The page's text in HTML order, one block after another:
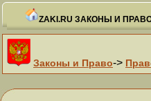
ZAKI.RU ЗАКОНЫ И
Законы и Право->